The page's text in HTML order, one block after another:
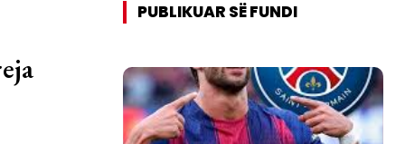
PUBLIKUAR SË FUNDI